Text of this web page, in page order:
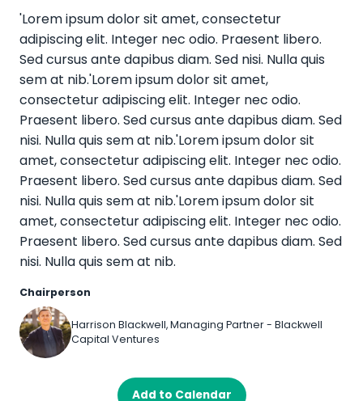
'Lorem ipsum dolor sit amet, consectetur
adipiscing elit. Integer nec odio. Praesent libero.
Sed cursus ante dapibus diam. Sed nisi. Nulla quis
sem at nib.'Lorem ipsum dolor sit amet,
consectetur adipiscing elit. Integer nec odio.
Praesent libero. Sed cursus ante dapibus diam. Sed
nisi. Nulla quis sem at nib.'Lorem ipsum dolor sit
amet, consectetur adipiscing elit. Integer nec odio.
Praesent libero. Sed cursus ante dapibus diam. Sed
nisi. Nulla quis sem at nib.'Lorem ipsum dolor sit
amet, consectetur adipiscing elit. Integer nec odio.
Praesent libero. Sed cursus ante dapibus diam. Sed
nisi. Nulla quis sem at nib.
Chairperson
Harrison Blackwell, Managing Partner - Blackwell
Capital Ventures
Add to Calendar